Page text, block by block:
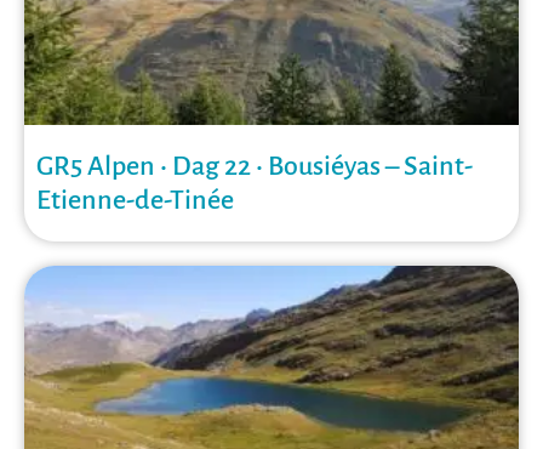
GR5 Alpen • Dag 22 • Bousiéyas – Saint-
Etienne-de-Tinée